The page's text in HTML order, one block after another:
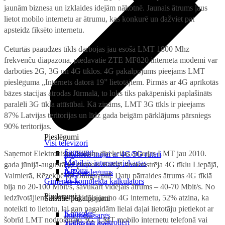
Pieslēgumi
Internets mājai ar 4G/5G rūteri
Mobilais internets iekārtās
IoT pieslēgums
Ģimenes komplekta kalkulators
Saistītie pakalpojumi
Interneta sargs
Visi televizori
Samsung
LG
Xiaomi
TCL
Piederumi
Konsoles
Spēles un kontrolieri
jaunām biznesa un izklaides idejām nākotnē. Jaunais ātrums ļaus
lietot mobilo internetu ar ātrumu, kas konkurē un dažviet pat
apsteidz fiksēto internetu.
Ceturtās paaudzes tīkls darbojas jau esošā LMT 1800 Mhz
frekvenču diapazonā, piedāvātie ZTE MF820 interneta modemi var
darboties 2G, 3G un 4G tīklos. 4G pakalpojums pieejams LMT
pieslēguma „Internets datorā 19” lietotājiem. Pirmās ar 4G aprīkotās
bāzes stacijas atrodas Jūrmalā, to loks tiks pakāpeniski paplašināts
paralēli 3G tīkla attīstībai. Kā zināms, LMT 3G tīkls ir pieejams
87% Latvijas teritorijas un līdz gada beigām pārklājums pārsniegs
90% teritorijas.
Saņemot Elektronisko Sakaru direkcijas atļaujas LMT jau 2010.
gada jūnijā-augustā kā pirmais Baltijā demonstrēja 4G tīklu Liepājā,
Valmierā, Rēzeknē un Daugavpilī. Datu pārraides ātrums 4G tīklā
bija no 20-100 Mbit/s, savukārt vidējais ātrums – 40-70 Mbit/s. No
iedzīvotājiem, kas izmēģināja jauno 4G internetu, 52% atzina, ka
noteikti to lietotu, lai gan pagaidām lielai daļai lietotāju pietiekot ar
šobrīd LMT nodrošināto 3G. LMT mobilo internetu telefonā vai